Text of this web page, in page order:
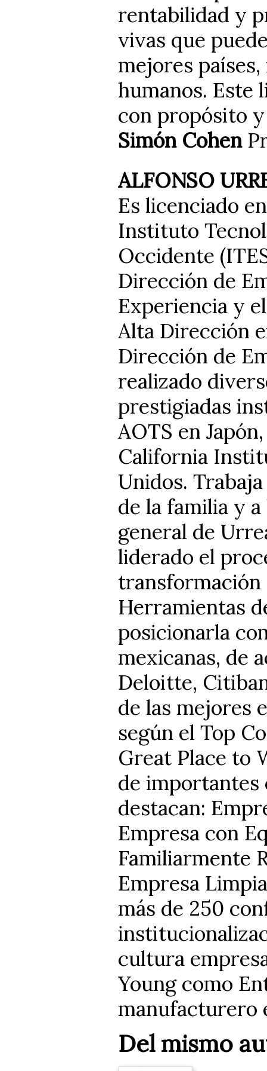
rentabilidad y
vivas que
mejores
humanos. Este
con propósito
Simón Cohen
ALFONSO
Es licenciado
Instituto
Occidente
Dirección de
Experiencia y
Alta Dirección
Dirección de
realizado
prestigiadas
AOTS en
California
Unidos.
de la familia y
general de
liderado el
Herramientas
posicionarla
mexicanas, de
Deloitte,
de las mejores
según el Top
Great Place to
de importantes
destacan:
Empresa con
Familiarmente
Empresa
más de 250
cultura
Young como
manufacturero
Del mismo